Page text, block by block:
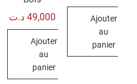
49,000 د.ت
Ajouter
au
panier
Ajouter
au
panier